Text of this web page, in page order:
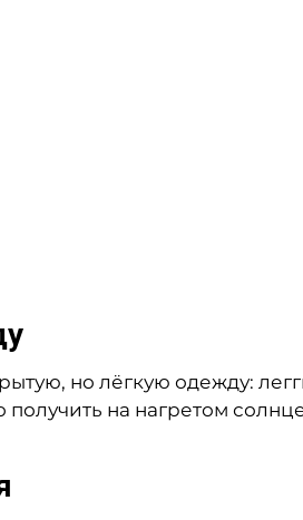
но лёгкую одежду:
на нагретом